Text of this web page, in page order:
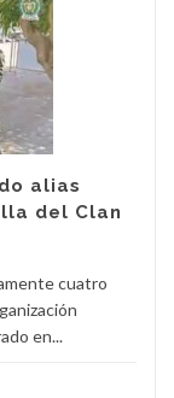
alias
del Clan
cuatro
en...